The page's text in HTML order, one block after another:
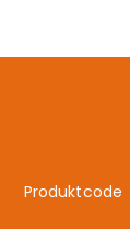
Produktcode